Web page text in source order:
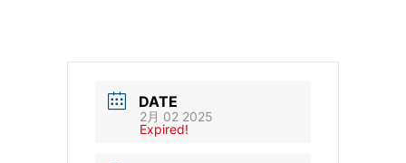
DATE
2月 02 2025
Expired!